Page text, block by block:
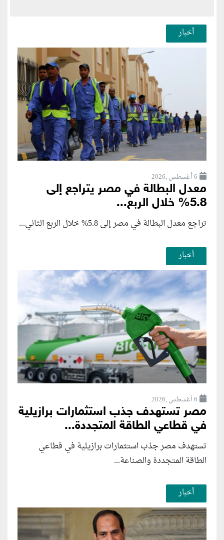
أخبار
6 أغسطس ,2026
معدل البطالة في مصر يتراجع إلى
5.8% خلال الربع...
تراجع معدل البطالة في مصر إلى 5.8% خلال الربع الثاني...
أخبار
6 أغسطس ,2026
مصر تستهدف جذب استثمارات برازيلية
في قطاعي الطاقة المتجددة...
تستهدف مصر جذب استثمارات برازيلية في قطاعي
الطاقة المتجددة والصناعة...
أخبار